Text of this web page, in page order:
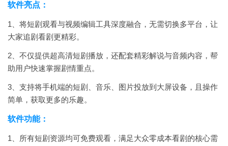
软件亮点：
1、将短剧观看与视频编辑工具深度融合，无需切换多平台，让
大家追剧看剧更精彩。
2、不仅提供超高清短剧播放，还配套精彩解说与音频内容，帮
助用户快速掌握剧情重点。
3、支持将手机端的短剧、音乐、图片投放到大屏设备，且操作
简单，获取更多的乐趣。
软件功能：
1、所有短剧资源均可免费观看，满足大众零成本看剧的核心需